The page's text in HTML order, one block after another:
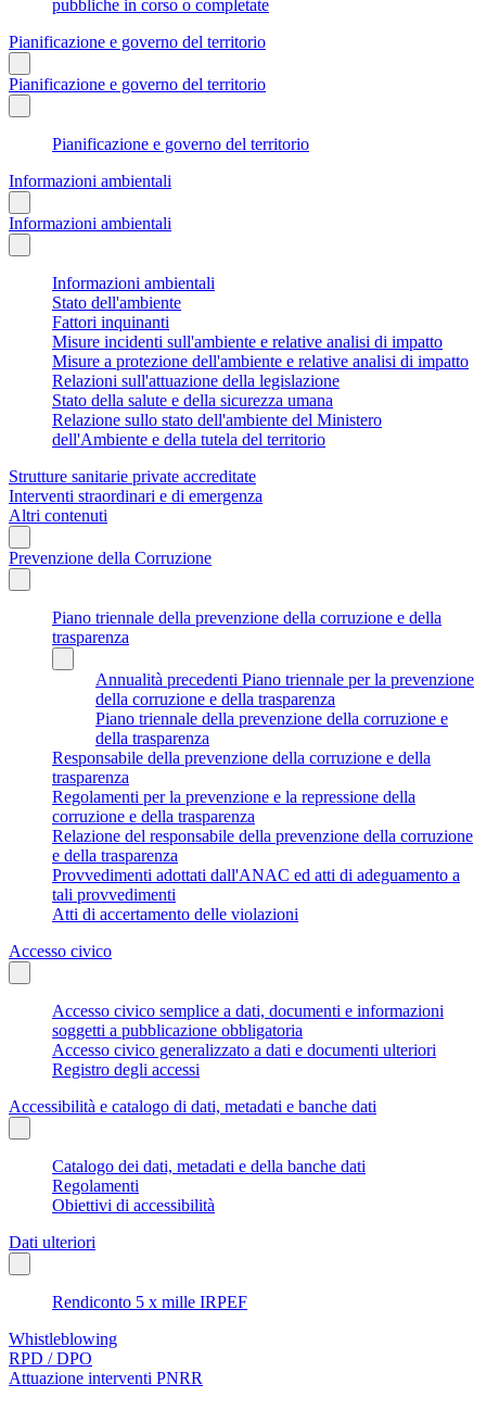
pubbliche in corso o completate
Pianificazione e governo del territorio
Pianificazione e governo del territorio
Pianificazione e governo del territorio
Informazioni ambientali
Informazioni ambientali
Informazioni ambientali
Stato dell'ambiente
Fattori inquinanti
Misure incidenti sull'ambiente e relative analisi di impatto
Misure a protezione dell'ambiente e relative analisi di impatto
Relazioni sull'attuazione della legislazione
Stato della salute e della sicurezza umana
Relazione sullo stato dell'ambiente del Ministero
dell'Ambiente e della tutela del territorio
Strutture sanitarie private accreditate
Interventi straordinari e di emergenza
Altri contenuti
Prevenzione della Corruzione
Piano triennale della prevenzione della corruzione e della
trasparenza
Annualità precedenti Piano triennale per la prevenzione
della corruzione e della trasparenza
Piano triennale della prevenzione della corruzione e
della trasparenza
Responsabile della prevenzione della corruzione e della
trasparenza
Regolamenti per la prevenzione e la repressione della
corruzione e della trasparenza
Relazione del responsabile della prevenzione della corruzione
e della trasparenza
Provvedimenti adottati dall'ANAC ed atti di adeguamento a
tali provvedimenti
Atti di accertamento delle violazioni
Accesso civico
Accesso civico semplice a dati, documenti e informazioni
soggetti a pubblicazione obbligatoria
Accesso civico generalizzato a dati e documenti ulteriori
Registro degli accessi
Accessibilità e catalogo di dati, metadati e banche dati
Catalogo dei dati, metadati e della banche dati
Regolamenti
Obiettivi di accessibilità
Dati ulteriori
Rendiconto 5 x mille IRPEF
Whistleblowing
RPD / DPO
Attuazione interventi PNRR